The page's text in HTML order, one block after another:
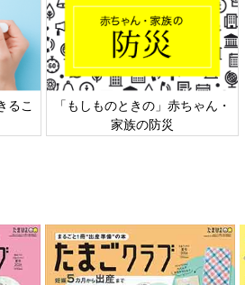
OG】きれいなブラウンカラ
心地もよく、幅広いコーデも
るこ
「もしものときの」赤ちゃん・
家族の防災